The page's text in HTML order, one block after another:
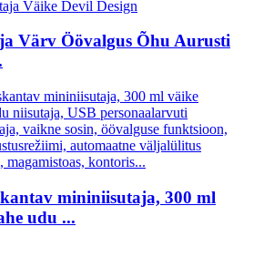
Värv Öövalgus Õhu Aurusti
mininiisutaja, 300 ml
udu ...